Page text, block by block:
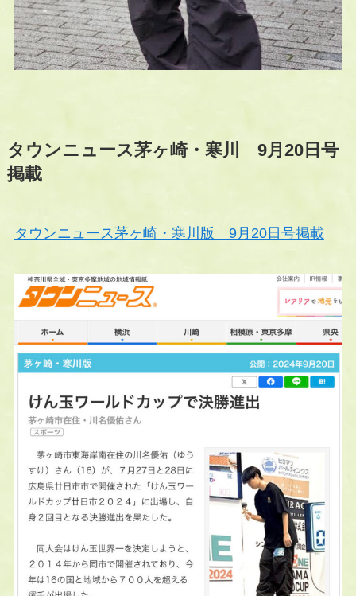
タウンニュース茅ヶ崎・寒川 9月20日号
掲載
タウンニュース茅ヶ崎・寒川版 9月20日号掲載